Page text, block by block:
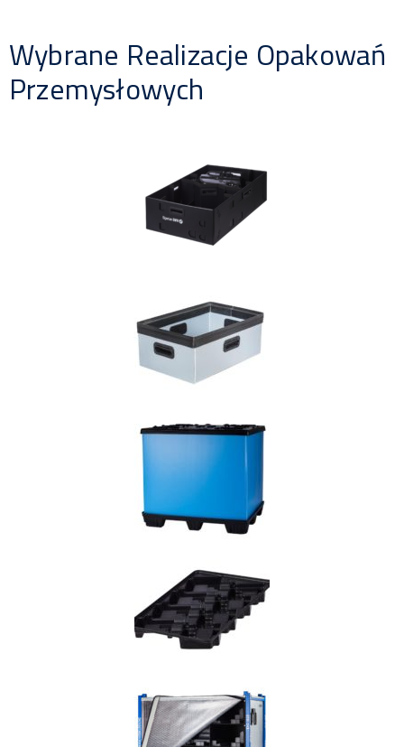
Wybrane Realizacje Opakowań
Przemysłowych